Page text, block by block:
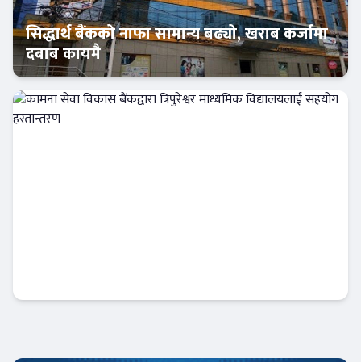
बैंक-वित्त
सिद्धार्थ बैंकको नाफा सामान्य बढ्यो, खराब कर्जामा
दबाब कायमै